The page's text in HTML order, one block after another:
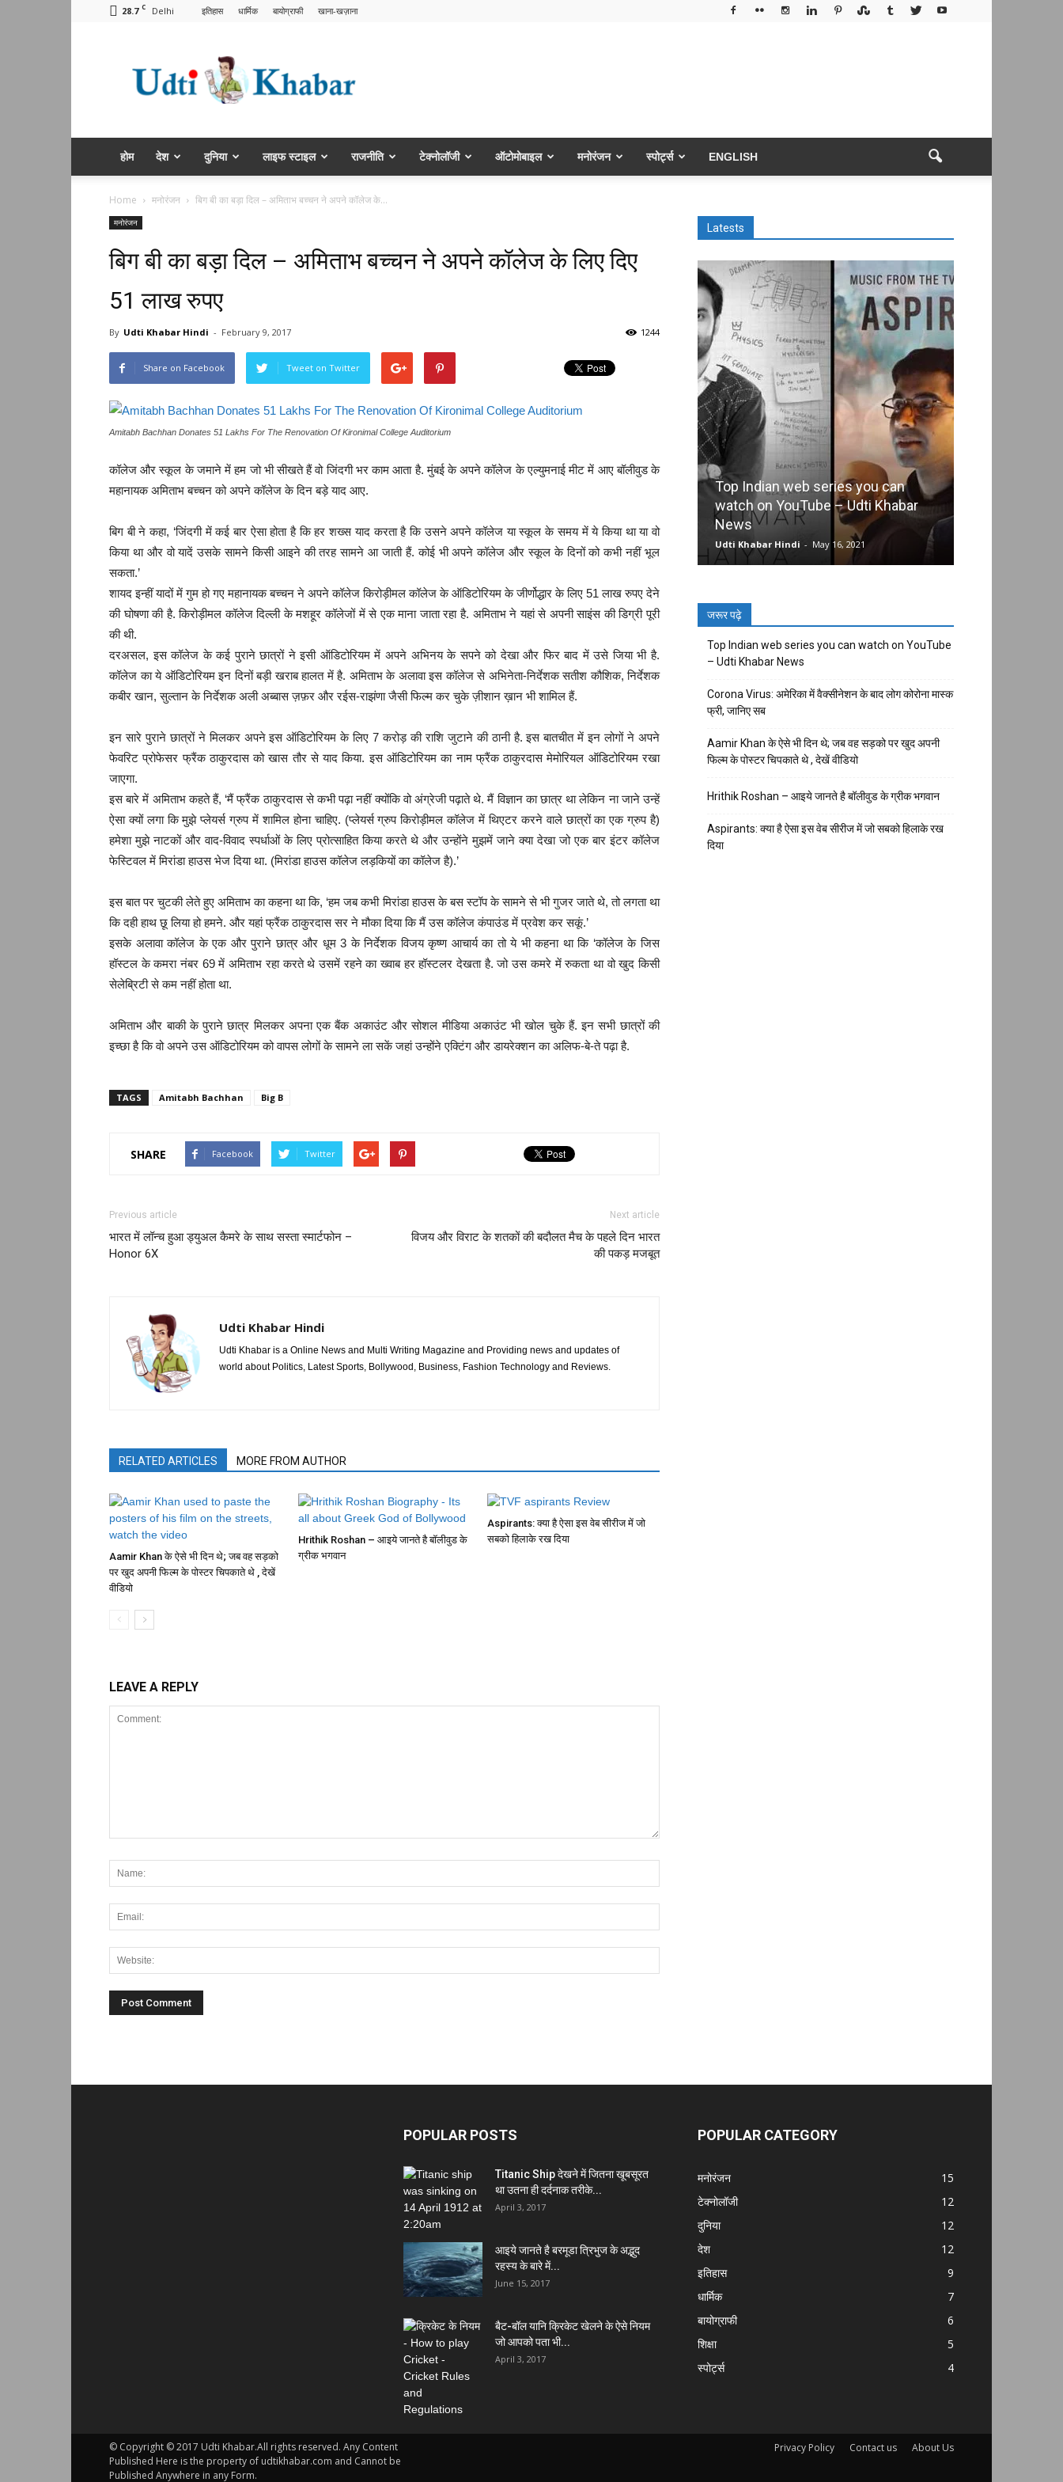
28.7 C Delhi इतिहास धार्मिक बायोग्राफी खाना-खज़ाना
Khabar
Hindi
होम देश दुनिया लाइफ स्टाइल राजनीति टेक्नोलॉजी ऑटोमोबाइल मनोरंजन स्पोर्ट्स ENGLISH
Home मनोरंजन बिग बी का बड़ा दिल – अमिताभ बच्चन ने अपने कॉलेज के...
मनोरंजन
बिग बी का बड़ा दिल – अमिताभ बच्चन ने अपने कॉलेज के लिए दिए
51 लाख रुपए
By Udti Khabar Hindi - February 9, 2017 1244
Share on Facebook Tweet on Twitter
Amitabh Bachhan Donates 51 Lakhs For The Renovation Of Kironimal College Auditorium
कॉलेज और स्कूल के जमाने में हम जो भी सीखते हैं वो जिंदगी भर काम आता है. मुंबई के अपने कॉलेज के एल्युमनाई मीट में आए बॉलीवुड के
महानायक अमिताभ बच्चन को अपने कॉलेज के दिन बड़े याद आए.
बिग बी ने कहा, ‘जिंदगी में कई बार ऐसा होता है कि हर शख्स याद करता है कि उसने अपने कॉलेज या स्कूल के समय में ये किया था या वो
किया था और वो यादें उसके सामने किसी आइने की तरह सामने आ जाती हैं. कोई भी अपने कॉलेज और स्कूल के दिनों को कभी नहीं भूल
सकता.’
शायद इन्हीं यादों में गुम हो गए महानायक बच्चन ने अपने कॉलेज किरोड़ीमल कॉलेज के ऑडिटोरियम के जीर्णोद्धार के लिए 51 लाख रुपए देने
की घोषणा की है. किरोड़ीमल कॉलेज दिल्ली के मशहूर कॉलेजों में से एक माना जाता रहा है. अमिताभ ने यहां से अपनी साइंस की डिग्री पूरी
की थी.
दरअसल, इस कॉलेज के कई पुराने छात्रों ने इसी ऑडिटोरियम में अपने अभिनय के सपने को देखा और फिर बाद में उसे जिया भी है.
कॉलेज का ये ऑडिटोरियम इन दिनों बड़ी खराब हालत में है. अमिताभ के अलावा इस कॉलेज से अभिनेता-निर्देशक सतीश कौशिक, निर्देशक
कबीर खान, सुल्तान के निर्देशक अली अब्बास ज़फ़र और रईस-राझंणा जैसी फिल्म कर चुके ज़ीशान ख़ान भी शामिल हैं.
इन सारे पुराने छात्रों ने मिलकर अपने इस ऑडिटोरियम के लिए 7 करोड़ की राशि जुटाने की ठानी है. इस बातचीत में इन लोगों ने अपने
फेवरिट प्रोफेसर फ्रैंक ठाकुरदास को खास तौर से याद किया. इस ऑडिटोरियम का नाम फ्रैंक ठाकुरदास मेमोरियल ऑडिटोरियम रखा
जाएगा.
इस बारे में अमिताभ कहते हैं, ‘मैं फ्रैंक ठाकुरदास से कभी पढ़ा नहीं क्योंकि वो अंग्रेजी पढ़ाते थे. मैं विज्ञान का छात्र था लेकिन ना जाने उन्हें
ऐसा क्यों लगा कि मुझे प्लेयर्स ग्रुप में शामिल होना चाहिए. (प्लेयर्स ग्रुप किरोड़ीमल कॉलेज में थिएटर करने वाले छात्रों का एक ग्रुप है)
हमेशा मुझे नाटकों और वाद-विवाद स्पर्धाओं के लिए प्रोत्साहित किया करते थे और उन्होंने मुझमें जाने क्या देखा जो एक बार इंटर कॉलेज
फेस्टिवल में मिरांडा हाउस भेज दिया था. (मिरांडा हाउस कॉलेज लड़कियों का कॉलेज है).’
इस बात पर चुटकी लेते हुए अमिताभ का कहना था कि, ‘हम जब कभी मिरांडा हाउस के बस स्टॉप के सामने से भी गुजर जाते थे, तो लगता था
कि दही हाथ छू लिया हो हमने. और यहां फ्रैंक ठाकुरदास सर ने मौका दिया कि मैं उस कॉलेज कंपाउंड में प्रवेश कर सकूं.’
इसके अलावा कॉलेज के एक और पुराने छात्र और धूम 3 के निर्देशक विजय कृष्ण आचार्य का तो ये भी कहना था कि ‘कॉलेज के जिस
हॉस्टल के कमरा नंबर 69 में अमिताभ रहा करते थे उसमें रहने का ख्वाब हर हॉस्टलर देखता है. जो उस कमरे में रुकता था वो खुद किसी
सेलेब्रिटी से कम नहीं होता था.
अमिताभ और बाकी के पुराने छात्र मिलकर अपना एक बैंक अकाउंट और सोशल मीडिया अकाउंट भी खोल चुके हैं. इन सभी छात्रों की
इच्छा है कि वो अपने उस ऑडिटोरियम को वापस लोगों के सामने ला सकें जहां उन्होंने एक्टिंग और डायरेक्शन का अलिफ-बे-ते पढ़ा है.
TAGS Amitabh Bachhan Big B
SHARE Facebook Twitter
Previous article
भारत में लॉन्च हुआ ड्युअल कैमरे के साथ सस्ता स्मार्टफोन –
Honor 6X
Next article
विजय और विराट के शतकों की बदौलत मैच के पहले दिन भारत
की पकड़ मजबूत
Udti Khabar Hindi
Udti Khabar is a Online News and Multi Writing Magazine and Providing news and updates of
world about Politics, Latest Sports, Bollywood, Business, Fashion Technology and Reviews.
RELATED ARTICLES MORE FROM AUTHOR
Aamir Khan के ऐसे भी दिन थे; जब वह सड़को
पर खुद अपनी फिल्म के पोस्टर चिपकाते थे , देखें
वीडियो
Hrithik Roshan – आइये जानते है बॉलीवुड के
ग्रीक भगवान
Aspirants: क्या है ऐसा इस वेब सीरीज में जो
सबको हिलाके रख दिया
LEAVE A REPLY
Latests
Top Indian web series you can
watch on YouTube – Udti Khabar
News
Udti Khabar Hindi - May 16, 2021
जरूर पढ़े
Top Indian web series you can watch on YouTube
– Udti Khabar News
Corona Virus: अमेरिका में वैक्सीनेशन के बाद लोग कोरोना मास्क
फ्री, जानिए सब
Aamir Khan के ऐसे भी दिन थे; जब वह सड़को पर खुद अपनी
फिल्म के पोस्टर चिपकाते थे , देखें वीडियो
Hrithik Roshan – आइये जानते है बॉलीवुड के ग्रीक भगवान
Aspirants: क्या है ऐसा इस वेब सीरीज में जो सबको हिलाके रख
दिया
POPULAR POSTS
Titanic Ship देखने में जितना खूबसूरत
था उतना ही दर्दनाक तरीके...
April 3, 2017
आइये जानते है बरमूडा त्रिभुज के अद्भुद
रहस्य के बारे में...
June 15, 2017
बैट-बॉल यानि क्रिकेट खेलने के ऐसे नियम
जो आपको पता भी...
April 3, 2017
POPULAR CATEGORY
मनोरंजन
15
टेक्नोलॉजी
12
दुनिया
12
देश
12
इतिहास
9
धार्मिक
7
बायोग्राफी
6
शिक्षा
5
स्पोर्ट्स
4
Privacy Policy Contact us About Us
© Copyright © 2017 Udti Khabar.All rights reserved. Any Content
Published Here is the property of udtikhabar.com and Cannot be
Published Anywhere in any Form.